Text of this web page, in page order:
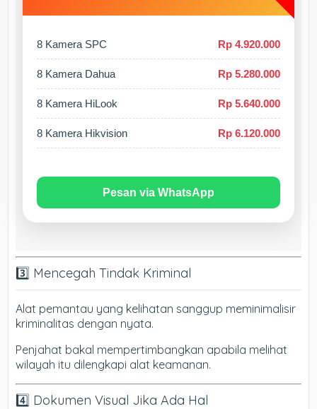
8 Kamera SPC Rp 4.920.000
8 Kamera Dahua Rp 5.280.000
8 Kamera HiLook Rp 5.640.000
8 Kamera Hikvision Rp 6.120.000
Pesan via WhatsApp
3️⃣ Mencegah Tindak Kriminal
Alat pemantau yang kelihatan sanggup meminimalisir
kriminalitas dengan nyata.
Penjahat bakal mempertimbangkan apabila melihat
wilayah itu dilengkapi alat keamanan.
4️⃣ Dokumen Visual Jika Ada Hal